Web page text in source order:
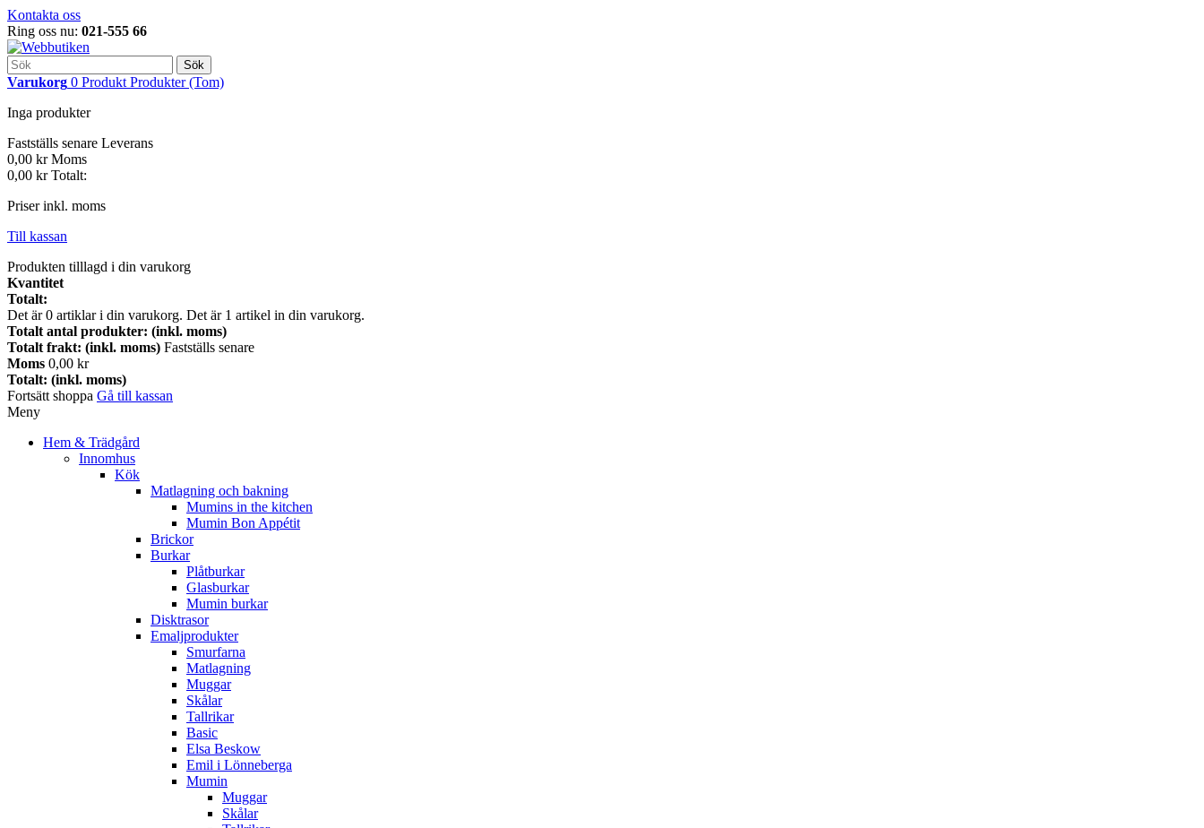
Kontakta oss
Ring oss nu: 021-555 66
Sök
Varukorg 0 Produkt Produkter (Tom)
Inga produkter
Fastställs senare Leverans
0,00 kr Moms
0,00 kr Totalt:
Priser inkl. moms
Till kassan
Produkten tilllagd i din varukorg
Kvantitet
Totalt:
Det är0 artiklar i din varukorg. Det är 1 artikel in din varukorg.
Totalt antal produkter: (inkl. moms)
Totalt frakt: (inkl. moms) Fastställs senare
Moms 0,00 kr
Totalt: (inkl. moms)
Fortsätt shoppa Gå till kassan
Meny
Hem & Trädgård
Innomhus
Kök
Matlagning och bakning
Mumins in the kitchen
Mumin Bon Appétit
Brickor
Burkar
Plåtburkar
Glasburkar
Mumin burkar
Disktrasor
Emaljprodukter
Smurfarna
Matlagning
Muggar
Skålar
Tallrikar
Basic
Elsa Beskow
Emil i Lönneberga
Mumin
Muggar
Skålar